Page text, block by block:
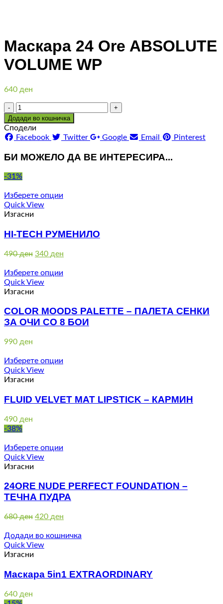
Маскара 24 Ore ABSOLUTE
VOLUME WP
640 ден
Количина
Додади во кошничка
Сподели
Facebook
Twitter Google Email Pinterest
БИ МОЖЕЛО ДА ВЕ ИНТЕРЕСИРА...
-31%
Изберете опции
Quick View
Изгасни
HI-TECH РУМЕНИЛО
490ден Original
was:
490 ден.
340 ден
Изберете опции
Quick View
Изгасни
COLOR MOODS PALETTE – ПАЛЕТА СЕНКИ
ЗА ОЧИ СО 8 БОИ
990 ден
Изберете опции
Quick View
Изгасни
FLUID VELVET MAT LIPSTICK – КАРМИН
490 ден
-38%
Изберете опции
Quick View
Изгасни
24ORE NUDE PERFECT FOUNDATION –
ТЕЧНА ПУДРА
680ден Original
was:
680 ден.
420 ден
is:
Додади во кошничка
Quick View
Изгасни
Маскара 5in1 EXTRAORDINARY
640 ден